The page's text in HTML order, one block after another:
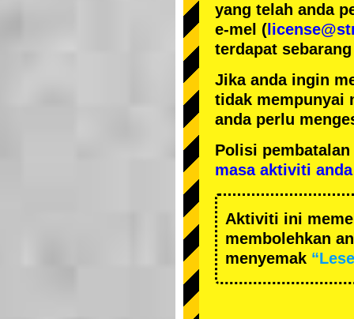
yang telah anda
e-mel (
terdapat
Jika anda ingin
tidak mempunyai
anda perlu
Polisi pembatalan
masa aktiviti anda
Aktiviti ini
membolehkan
menyemak